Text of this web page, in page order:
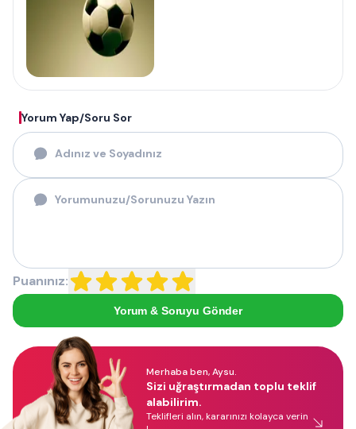
Yorum Yap/Soru Sor
Puanınız:
Yorum & Soruyu Gönder
Merhaba ben, Aysu.
Sizi uğraştırmadan toplu teklif
alabilirim.
Teklifleri alın, kararınızı kolayca verin